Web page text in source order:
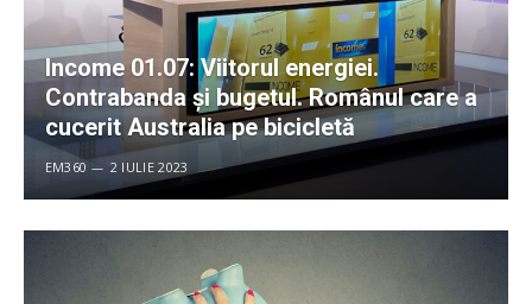
Income 01.07: Viitorul energiei.
Contrabanda și bugetul. Românul care a
cucerit Australia pe bicicletă
EM360 2 IULIE 2023